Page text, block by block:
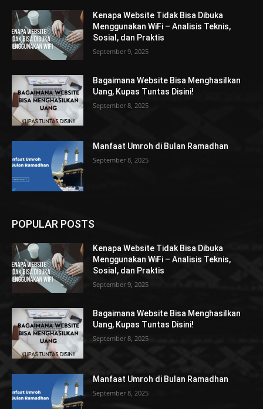
Kenapa Website Tidak Bisa Dibuka
Menggunakan WiFi – Analisis Teknis,
Sosial, dan Praktis
September 9, 2025
Bagaimana Website Bisa Menghasilkan
Uang, Kupas Tuntas Disini!
September 8, 2025
Manfaat Umroh di Bulan Ramadhan
September 8, 2025
POPULAR POSTS
Kenapa Website Tidak Bisa Dibuka
Menggunakan WiFi – Analisis Teknis,
Sosial, dan Praktis
September 9, 2025
Bagaimana Website Bisa Menghasilkan
Uang, Kupas Tuntas Disini!
September 8, 2025
Manfaat Umroh di Bulan Ramadhan
September 8, 2025